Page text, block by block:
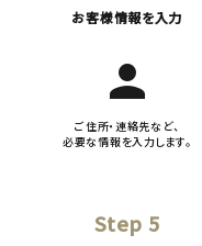
お客様情報を入力
person
ご住所・連絡先など、
必要な情報を入力します。
Step 5